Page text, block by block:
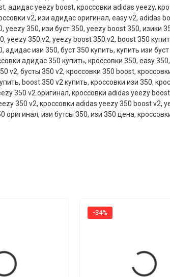
, адидас yeezy boost, кроссовки adidas yeezy,
v2, изи адидас оригинал, easy v2, adidas
, yeezy 350, изи буст 350, yeezy boost 350, изики
, yeezy 350 v2, yeezy boost 350 v2, boost 350
, адидас изи 350, буст 350 купить, купить изи
адидас 350 купить, кроссовки 350, easy 350,
v2, бусты 350 v2, кроссовки 350 boost,
, boost 350 v2 купить, кроссовки изи 350,
350 v2 оригинал, кроссовки adidas yeezy
350 v2, кроссовки adidas yeezy 350 boost v2,
оригинал, изи бутсы 350, изи 350 цена,
-34%